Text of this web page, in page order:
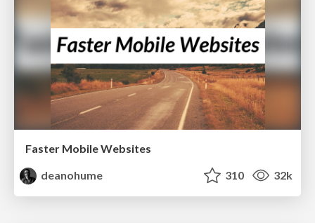
Faster Mobile Websites
deanohume
310 32k